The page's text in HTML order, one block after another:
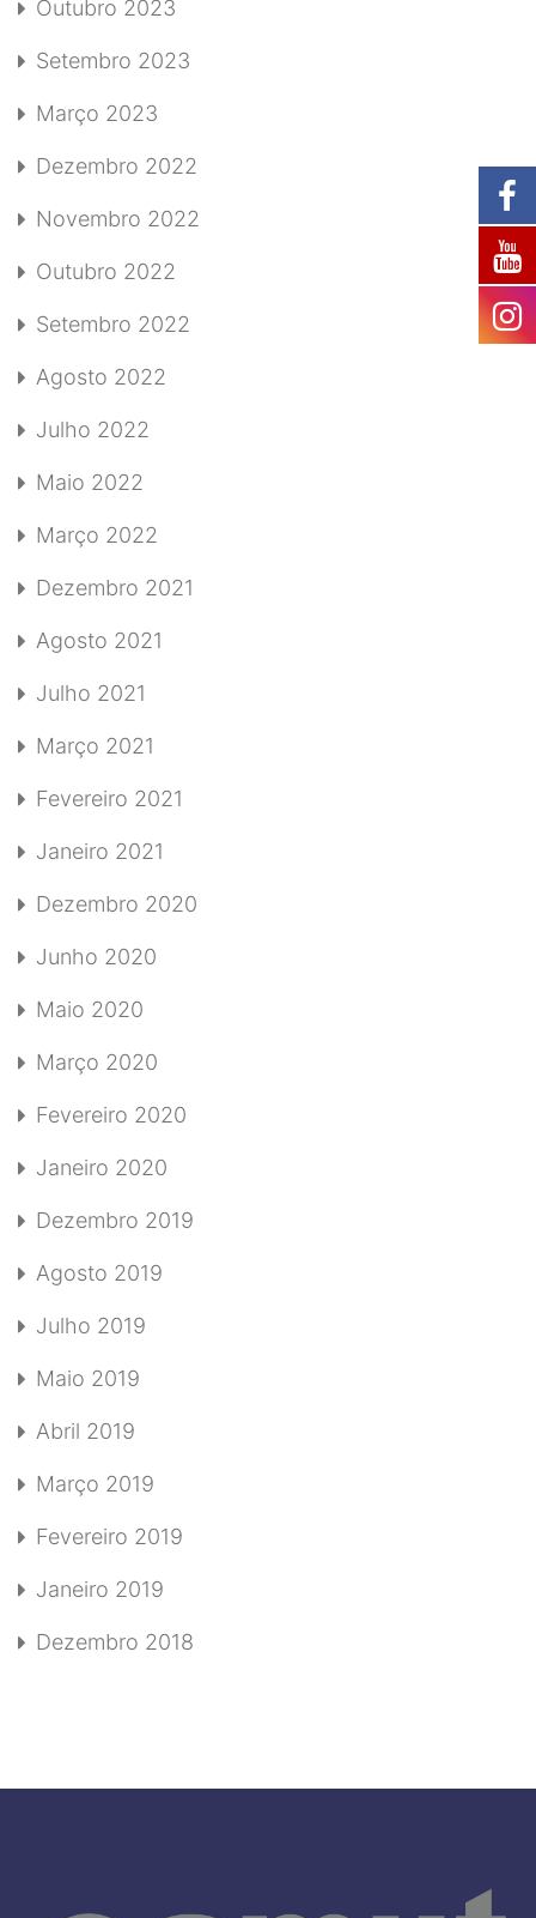
Outubro 2023
Setembro 2023
Março 2023
Dezembro 2022
Novembro 2022
Outubro 2022
Setembro 2022
Agosto 2022
Julho 2022
Maio 2022
Março 2022
Dezembro 2021
Agosto 2021
Julho 2021
Março 2021
Fevereiro 2021
Janeiro 2021
Dezembro 2020
Junho 2020
Maio 2020
Março 2020
Fevereiro 2020
Janeiro 2020
Dezembro 2019
Agosto 2019
Julho 2019
Maio 2019
Abril 2019
Março 2019
Fevereiro 2019
Janeiro 2019
Dezembro 2018